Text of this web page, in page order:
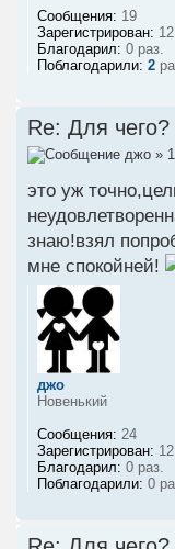
Сообщения: 19
Зарегистрирован:
Благодарил: 0 раз.
Поблагодарили: 2
Re: Для чего?
джо »
это уж
знаю!взял
мне спокойней!
джо
Новенький
Сообщения: 24
Зарегистрирован:
Благодарил: 0 раз.
Поблагодарили: 0